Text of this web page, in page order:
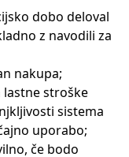
dobo deloval
z navodili za
nakupa;
stroške
sistema
uporabo;
če bodo